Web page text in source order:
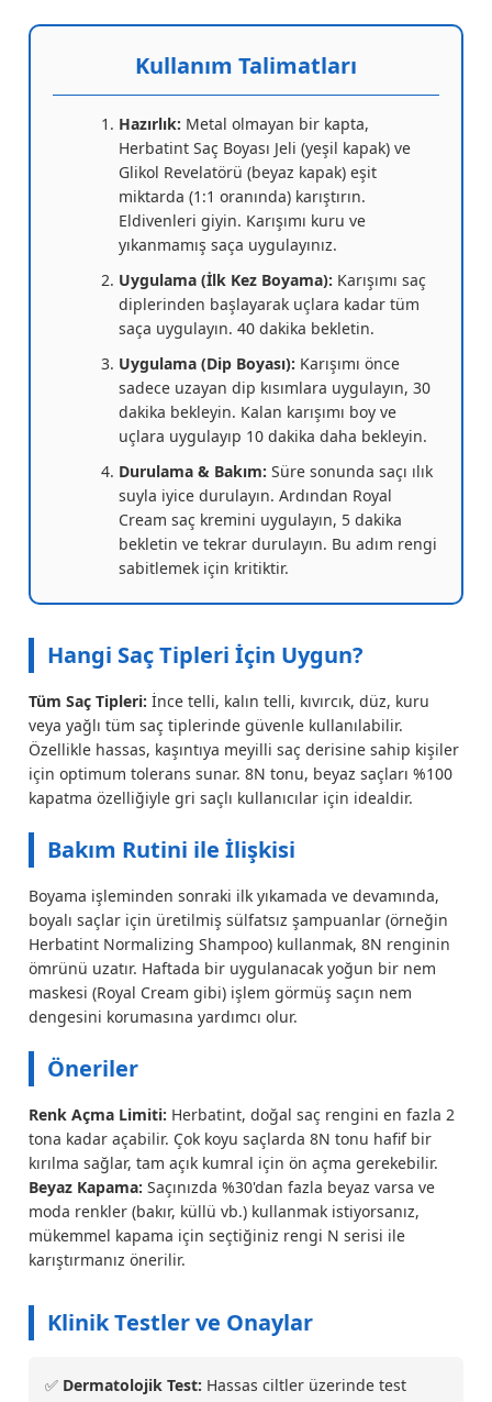
Kullanım Talimatları
Hazırlık: Metal olmayan bir kapta,
Herbatint Saç Boyası Jeli (yeşil kapak) ve
Glikol Revelatörü (beyaz kapak) eşit
miktarda (1:1 oranında) karıştırın.
Eldivenleri giyin. Karışımı kuru ve
yıkanmamış saça uygulayınız.
Uygulama (İlk Kez Boyama): Karışımı saç
diplerinden başlayarak uçlara kadar tüm
saça uygulayın. 40 dakika bekletin.
Uygulama (Dip Boyası): Karışımı önce
sadece uzayan dip kısımlara uygulayın, 30
dakika bekleyin. Kalan karışımı boy ve
uçlara uygulayıp 10 dakika daha bekleyin.
Durulama & Bakım: Süre sonunda saçı ılık
suyla iyice durulayın. Ardından Royal
Cream saç kremini uygulayın, 5 dakika
bekletin ve tekrar durulayın. Bu adım rengi
sabitlemek için kritiktir.
Hangi Saç Tipleri İçin Uygun?
Tüm Saç Tipleri: İnce telli, kalın telli, kıvırcık, düz, kuru
veya yağlı tüm saç tiplerinde güvenle kullanılabilir.
Özellikle hassas, kaşıntıya meyilli saç derisine sahip kişiler
için optimum tolerans sunar. 8N tonu, beyaz saçları %100
kapatma özelliğiyle gri saçlı kullanıcılar için idealdir.
Bakım Rutini ile İlişkisi
Boyama işleminden sonraki ilk yıkamada ve devamında,
boyalı saçlar için üretilmiş sülfatsız şampuanlar (örneğin
Herbatint Normalizing Shampoo) kullanmak, 8N renginin
ömrünü uzatır. Haftada bir uygulanacak yoğun bir nem
maskesi (Royal Cream gibi) işlem görmüş saçın nem
dengesini korumasına yardımcı olur.
Öneriler
Renk Açma Limiti: Herbatint, doğal saç rengini en fazla 2
tona kadar açabilir. Çok koyu saçlarda 8N tonu hafif bir
kırılma sağlar, tam açık kumral için ön açma gerekebilir.
Beyaz Kapama: Saçınızda %30'dan fazla beyaz varsa ve
moda renkler (bakır, küllü vb.) kullanmak istiyorsanız,
mükemmel kapama için seçtiğiniz rengi N serisi ile
karıştırmanız önerilir.
Klinik Testler ve Onaylar
✅ Dermatolojik Test: Hassas ciltler üzerinde test